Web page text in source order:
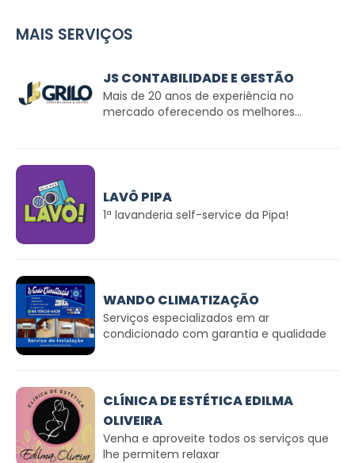
MAIS SERVIÇOS
JS CONTABILIDADE E GESTÃO
Mais de 20 anos de experiência no
mercado oferecendo os melhores...
LAVÔ PIPA
1ª lavanderia self-service da Pipa!
WANDO CLIMATIZAÇÃO
Serviços especializados em ar
condicionado com garantia e qualidade
CLÍNICA DE ESTÉTICA EDILMA
OLIVEIRA
Venha e aproveite todos os serviços que
lhe permitem relaxar